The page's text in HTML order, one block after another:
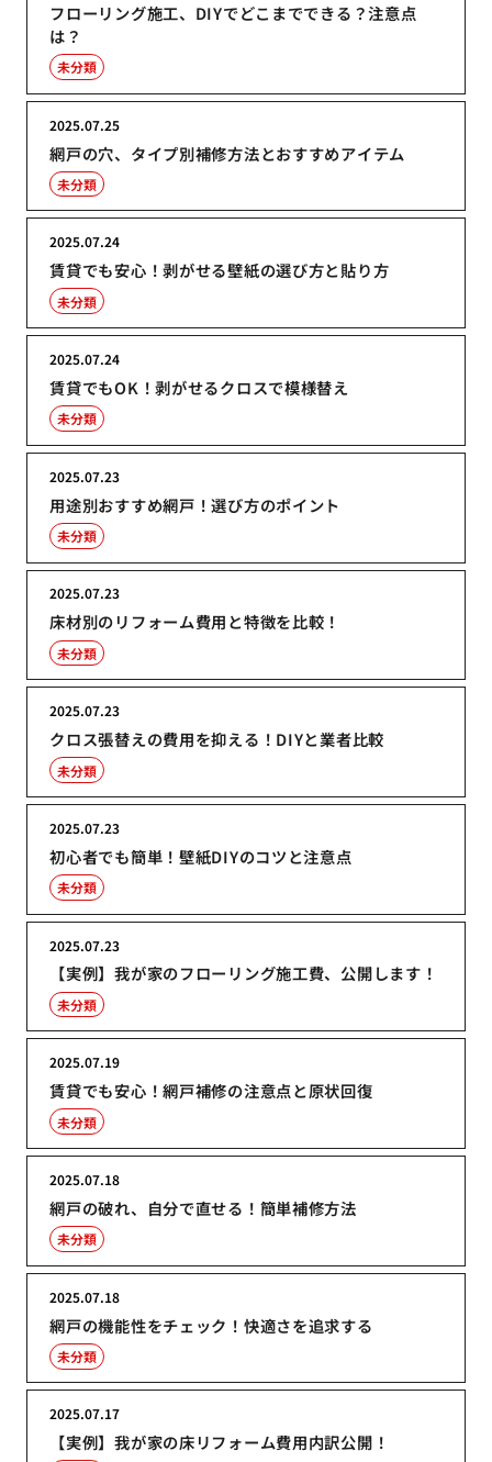
フローリング施工、DIYでどこまでできる？注意点
は？
未分類
網戸の穴、タイプ別補修方法とおすすめアイテム
2025.07.25
未分類
賃貸でも安心！剥がせる壁紙の選び方と貼り方
2025.07.24
未分類
賃貸でもOK！剥がせるクロスで模様替え
2025.07.24
未分類
用途別おすすめ網戸！選び方のポイント
2025.07.23
未分類
床材別のリフォーム費用と特徴を比較！
2025.07.23
未分類
クロス張替えの費用を抑える！DIYと業者比較
2025.07.23
未分類
初心者でも簡単！壁紙DIYのコツと注意点
2025.07.23
未分類
【実例】我が家のフローリング施工費、公開します！
2025.07.23
未分類
賃貸でも安心！網戸補修の注意点と原状回復
2025.07.19
未分類
網戸の破れ、自分で直せる！簡単補修方法
2025.07.18
未分類
網戸の機能性をチェック！快適さを追求する
2025.07.18
未分類
【実例】我が家の床リフォーム費用内訳公開！
2025.07.17